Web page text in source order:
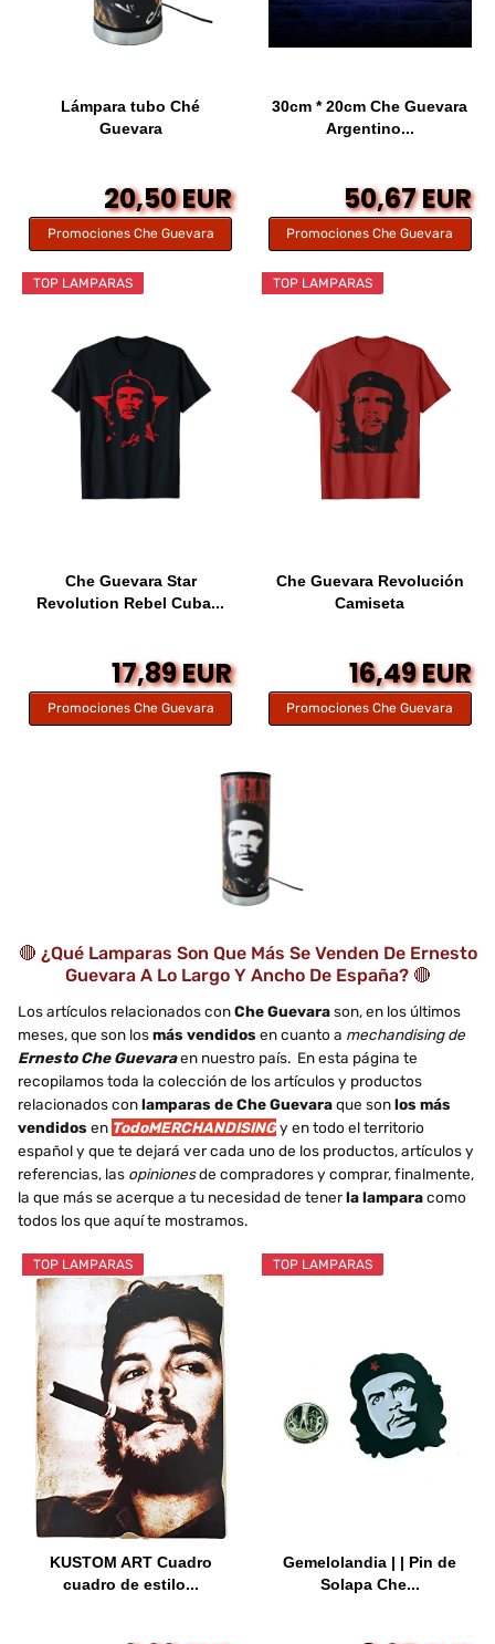
Lámpara tubo Ché
Guevara
20,50 EUR
Promociones Che Guevara
30cm * 20cm Che Guevara
Argentino...
50,67 EUR
Promociones Che Guevara
TOP LAMPARAS
Che Guevara Star
Revolution Rebel Cuba...
17,89 EUR
Promociones Che Guevara
TOP LAMPARAS
Che Guevara Revolución
Camiseta
16,49 EUR
Promociones Che Guevara
🔴 ¿Qué Lamparas Son Que Más Se Venden De Ernesto
Guevara A Lo Largo Y Ancho De España? 🔴
Los artículos relacionados conChe Guevarason, en los últimos
meses, que son losmás vendidos en cuanto a mechandising de
Ernesto Che Guevaraen nuestro país. En esta página te
recopilamos toda la colección de los artículos y productos
relacionados conlamparas de Che Guevaraque sonlos más
vendidos en TodoMERCHANDISINGy en todo el territorio
español y que te dejará ver cada uno de los productos, artículos y
referencias, las opinionesde compradores y comprar, finalmente,
la que más se acerque a tu necesidad de tenerla lamparacomo
todos los que aquí te mostramos.
TOP LAMPARAS
KUSTOM ART Cuadro
cuadro de estilo...
TOP LAMPARAS
Gemelolandia | | Pin de
Solapa Che...